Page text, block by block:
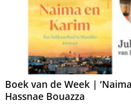
Boek van de Week |
Hassnae Bouazza